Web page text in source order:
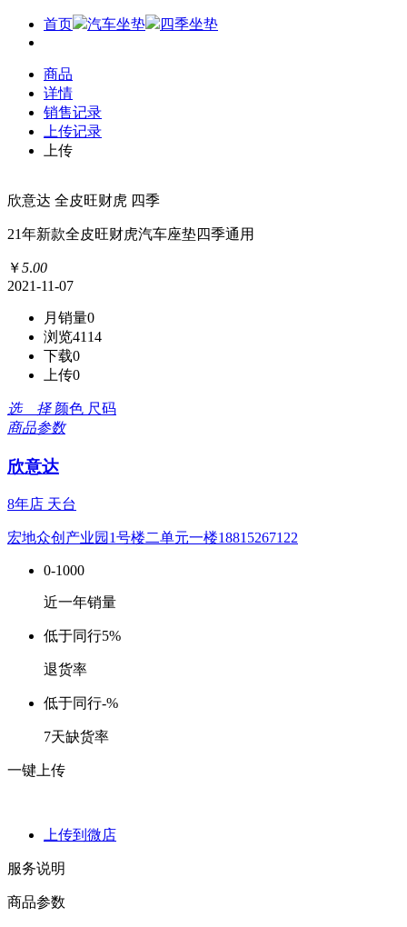
首页 汽车坐垫 四季坐垫
商品
详情
销售记录
上传记录
上传
欣意达 全皮旺财虎 四季
21年新款全皮旺财虎汽车座垫四季通用
￥5.00
2021-11-07
月销量0
浏览4114
下载0
上传0
选 择 颜色 尺码
商品参数
欣意达
8年店 天台
宏地众创产业园1号楼二单元一楼18815267122
0-1000
近一年销量
低于同行5%
退货率
低于同行-%
7天缺货率
一键上传
上传到微店
服务说明
商品参数